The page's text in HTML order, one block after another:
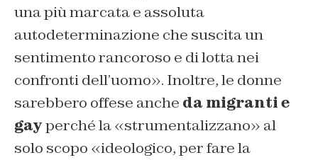
una più marcata e assoluta
autodeterminazione che suscita un
sentimento rancoroso e di lotta nei
confronti dell’uomo». Inoltre, le donne
sarebbero offese anche da migranti e
gayperché la «strumentalizzano» al
solo scopo «ideologico, per fare la